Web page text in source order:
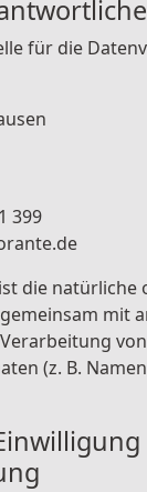
für die
399
die natürliche
mit
von
(z. B.